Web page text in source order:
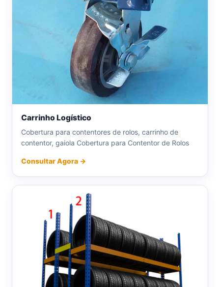
Carrinho Logístico
Cobertura para contentores de rolos, carrinho de
contentor, gaiola Cobertura para Contentor de Rolos
Consultar Agora →